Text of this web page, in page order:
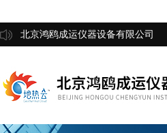
北京鸿鸥成运仪器设备有限公司